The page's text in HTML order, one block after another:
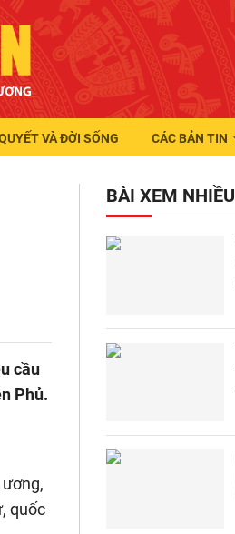
VÀ ĐỜI SỐNG CÁC BẢN TIN
cầu
Phủ.
quốc
BÀI XEM NHIỀU